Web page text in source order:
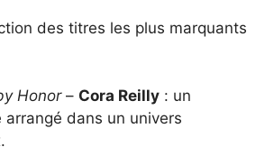
des titres les plus marquants
Honor– Cora Reilly : un
arrangé dans un univers